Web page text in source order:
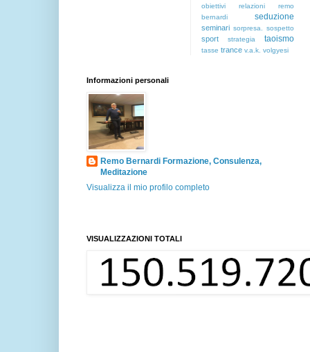
obiettivi relazioni
remo
bernardi
seduzione
seminari sorpresa. sospetto
sport strategia taoismo
tasse trance v.a.k. volgyesi
Informazioni personali
Remo Bernardi Formazione, Consulenza,
Meditazione
Visualizza il mio profilo completo
VISUALIZZAZIONI TOTALI